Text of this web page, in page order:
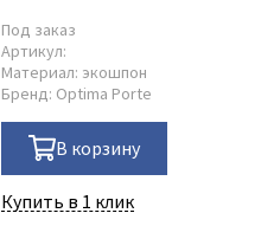
Под заказ
Артикул:
Материал: экошпон
Бренд: Optima Porte
В корзину
Купить в 1 клик